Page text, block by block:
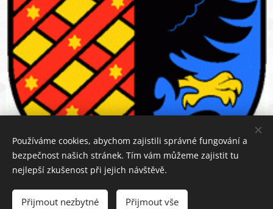
Používáme cookies, abychom zajistili správné fungování a
bezpečnost našich stránek. Tím vám můžeme zajistit tu
nejlepší zkušenost při jejich návštěvě.
Přijmout nezbytné Přijmout vše